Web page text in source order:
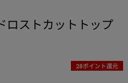
ロストカットトップ
28ポイント還元